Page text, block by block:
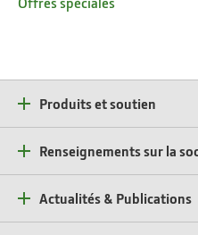
Produits et soutien
Renseignements sur la
Actualités & Publications